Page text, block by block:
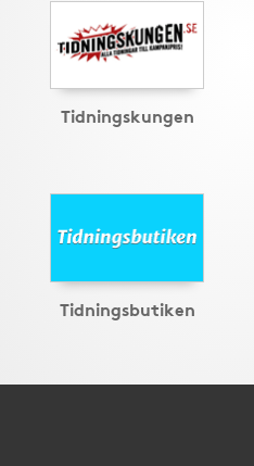
Tidningskungen
Tidningsbutiken